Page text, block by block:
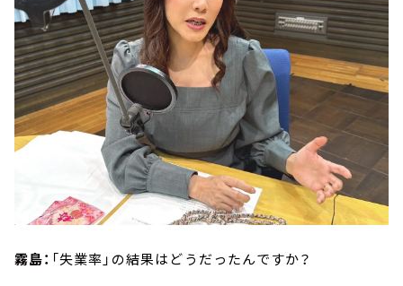
霧島： 「失業率」の結果はどうだったんですか？